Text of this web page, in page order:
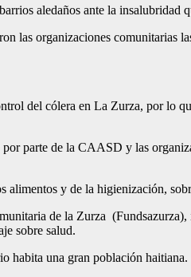
aledaños ante la insalubridad
las organizaciones comunitarias
del cólera en La Zurza, por lo
parte de la CAASD y las
y de la higienización,
de la Zurza
sobre salud.
habita una gran población haitiana.